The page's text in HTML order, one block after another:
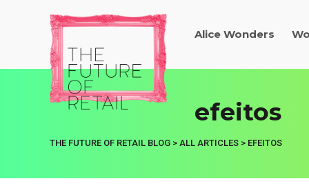
Alice Wonders
efeitos
THE FUTURE OF RETAIL BLOG > ALL ARTICLES > EFEITOS